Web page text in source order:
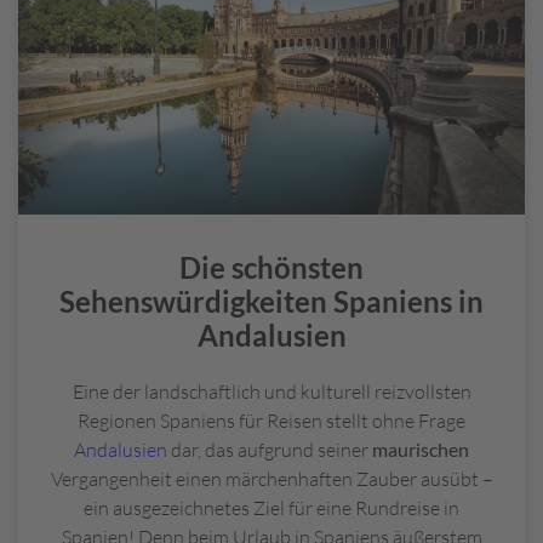
und Wind-Surfen in Spanien vor traumhafter
Strandkulisse findet sich unter anderem an der
Playa de Zahora.
oder dieCasa Batllókontrastieren besonders
ansprechend mit der gotischen Stadtkathedrale im
Barri Góticund der monumentalenPlaça d'Espanya.
Inmitten von Barcelonas Schönheit wähnen auch
Shopaholics sich auf dem Boulevard
Las Ramblasim
siebten Himmel. Entspannen kann man außerdem an
Stadtstränden Barcelonas wie an der
Platja de la Nova Icária.
Die schönsten
Sehenswürdigkeiten Spaniens in
Andalusien
Eine der landschaftlich und kulturell reizvollsten
Regionen Spaniens für Reisen stellt ohne Frage
Andalusien dar, das aufgrund seiner maurischen
Vergangenheit einen märchenhaften Zauber ausübt –
ein ausgezeichnetes Ziel für eine Rundreise in
Spanien! Denn beim Urlaub in Spaniens äußerstem